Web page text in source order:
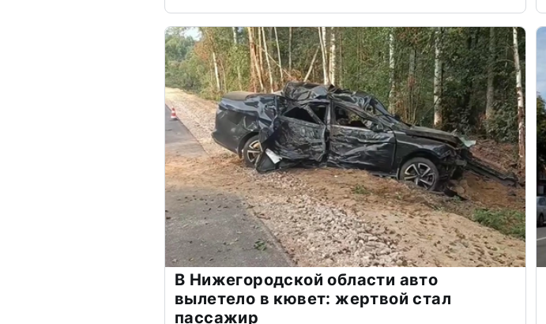
В Нижегородской области авто
вылетело в кювет: жертвой стал
пассажир